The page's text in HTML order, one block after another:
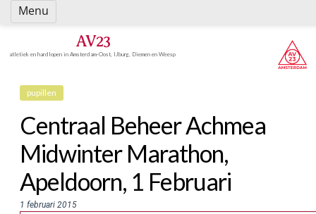
Spring
naar
AV23
atletiek en hardlopen in Amsterdam-Oost, IJburg, Diemen en Weesp
pupillen
Centraal Beheer Achmea
Midwinter Marathon,
Apeldoorn, 1 Februari
1 februari 2015
Menu